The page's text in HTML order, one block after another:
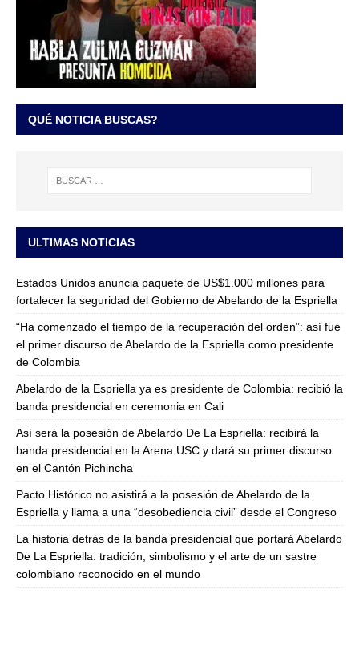
QUÉ NOTICIA BUSCAS?
ULTIMAS NOTICIAS
Estados Unidos anuncia paquete de US$1.000 millones para
fortalecer la seguridad del Gobierno de Abelardo de la Espriella
“Ha comenzado el tiempo de la recuperación del orden”: así fue
el primer discurso de Abelardo de la Espriella como presidente
de Colombia
Abelardo de la Espriella ya es presidente de Colombia: recibió la
banda presidencial en ceremonia en Cali
Así será la posesión de Abelardo De La Espriella: recibirá la
banda presidencial en la Arena USC y dará su primer discurso
en el Cantón Pichincha
Pacto Histórico no asistirá a la posesión de Abelardo de la
Espriella y llama a una “desobediencia civil” desde el Congreso
La historia detrás de la banda presidencial que portará Abelardo
De La Espriella: tradición, simbolismo y el arte de un sastre
colombiano reconocido en el mundo